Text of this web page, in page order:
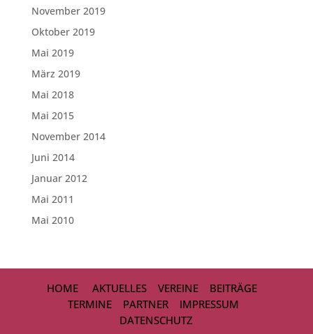
November 2019
Oktober 2019
Mai 2019
März 2019
Mai 2018
Mai 2015
November 2014
Juni 2014
Januar 2012
Mai 2011
Mai 2010
HOME AKTUELLES VEREINE
BEITRÄGE
TERMINE
PARTNER
IMPRESSUM
DATENSCHUTZ